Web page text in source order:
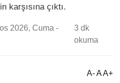
karşısına çıktı.
2026, Cuma -
3 dk
okuma
A- A A+